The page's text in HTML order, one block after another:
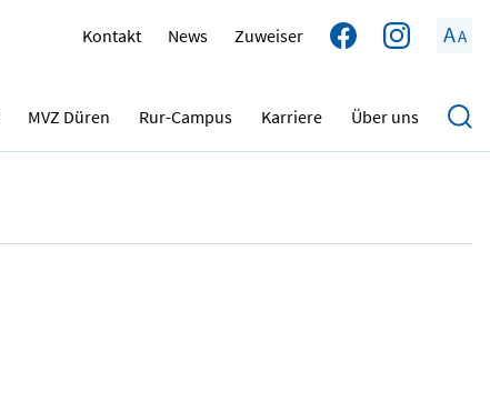
Kontakt News Zuweiser AA
MVZ Düren Rur-Campus Karriere Über uns
03.12.2024